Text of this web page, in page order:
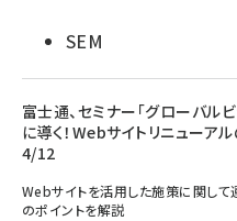
SEM
富士通、セミナー「グローバル
に導く！Webサイトリニューアル
4/12
Webサイトを活用した施策に関して
のポイントを解説